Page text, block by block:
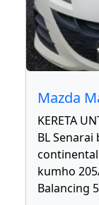
Mazda
KERETA
BL
continental
kumho
Balancing